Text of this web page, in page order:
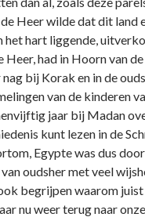
Heer wilde dat dit land
het hart liggende,
Heer, had in Hoorn van
nag bij Korak en in de
van de kinderen
jaar bij Madan
kunt lezen in de
Egypte was dus
oudsher met veel
begrijpen waarom
nu weer terug naar